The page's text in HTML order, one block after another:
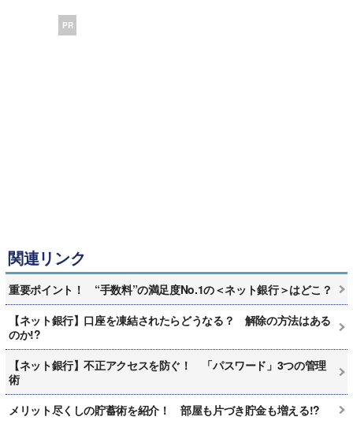
PR
関連リンク
重要ポイント！ “手数料”の満足度No.1の＜ネット銀行＞はどこ？
【ネット銀行】口座を凍結されたらどうなる？ 解除の方法はある
のか!?
【ネット銀行】不正アクセスを防ぐ！ 「パスワード」3つの管理
術
メリット尽くしの貯蓄術を紹介！ 部屋も片づき貯金も増える!?